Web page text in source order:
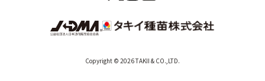
Copyright © 2026 TAKII & CO.,LTD.